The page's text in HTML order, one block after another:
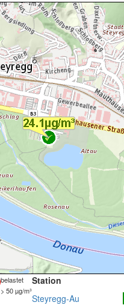
belastet
> 50 µg/m³
Station
Steyregg-Au